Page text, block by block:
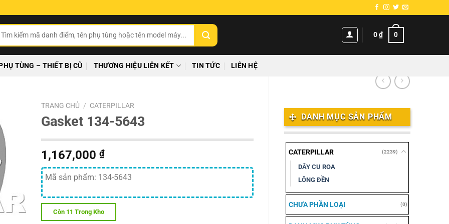
0₫ 0
TÙNG – THIẾT BỊ CŨ THƯƠNG HIỆU LIÊN KẾT TIN TỨC LIÊN HỆ
DANH MỤC SẢN PHẨM
CATERPILLAR (2239)
DÂY CU ROA
LÔNG ĐỀN
CHƯA PHẦN LOẠI (0)
TRANG CHỦ / CATERPILLAR
Gasket 134-5643
1,167,000₫
Mã sản phẩm: 134-5643
Còn 11 Trong Kho